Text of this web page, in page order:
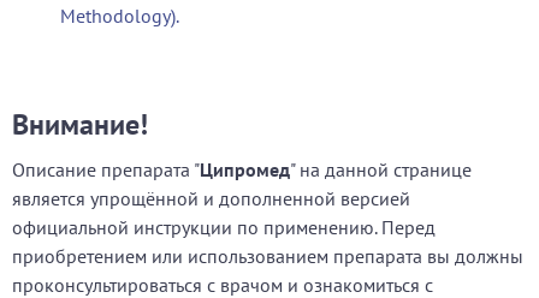
Methodology).
Внимание!
Описание препарата "Ципромед" на данной странице
является упрощённой и дополненной версией
официальной инструкции по применению. Перед
приобретением или использованием препарата вы должны
проконсультироваться с врачом и ознакомиться с